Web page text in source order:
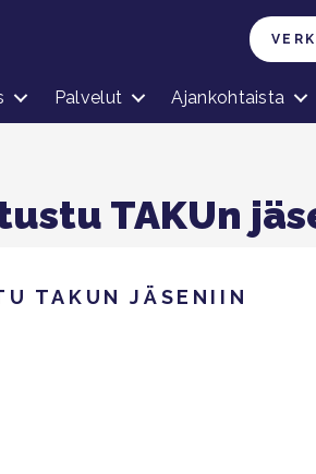
Palvelut Ajankohtaista
TAKUn
TAKUN JÄSENIIN